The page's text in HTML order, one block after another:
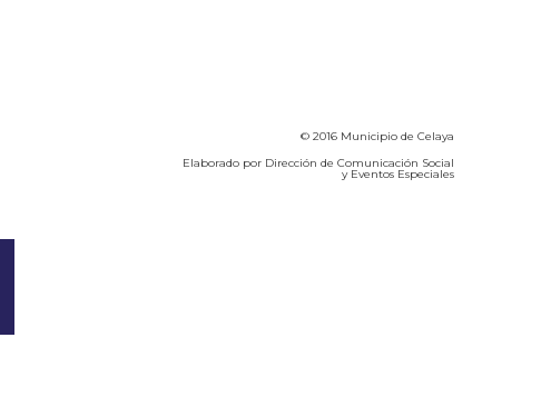
© 2016 Municipio de Celaya
Elaborado por Dirección de Comunicación Social
y Eventos Especiales